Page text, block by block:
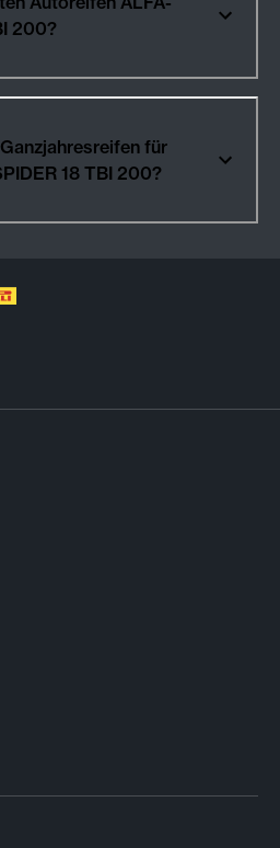
TBI 200?
für
ALFA-ROMEO SPIDER 18 TBI 200?